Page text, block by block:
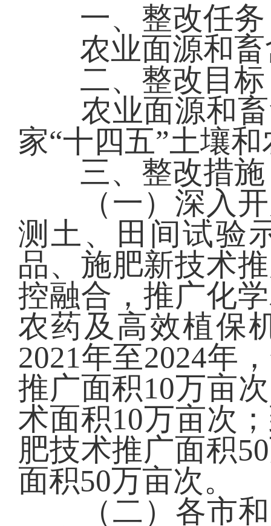
一、整改任务
农业面源和畜
二、整改目标
农业面源和畜
家“十四五”土壤
三、整改措施
（一）深入开
测土、田间试验
品、施肥新技术
控融合，推广化
农药及高效植保
2021年至2024年
推广面积10万亩
术面积10万亩次
肥技术推广面积
面积50万亩次。
（二）各市和